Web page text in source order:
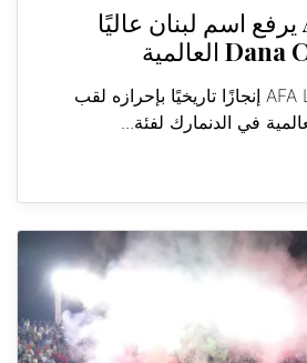
AFA Lebanon يرفع اسم لبنان عاليًا
حقق فريق AFA Lebanon إنجازًا تاريخيًا بإحرازه لقب